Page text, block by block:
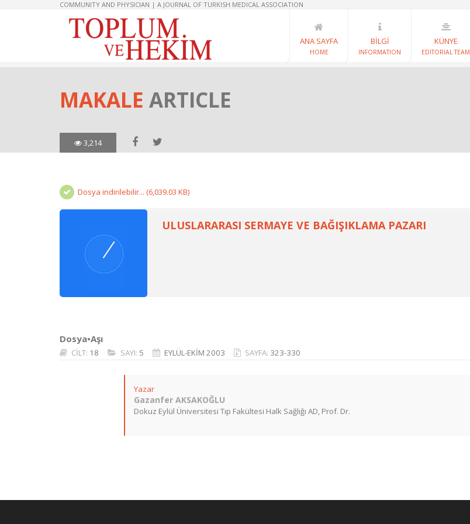
COMMUNITY AND PHYSICIAN | A JOURNAL OF TURKISH MEDICAL ASSOCIATION
ANA SAYFA
HOME
BİLGİ
INFORMATION
KÜNYE
EDITORIAL TEAM
MAKALE ARTICLE
3,214
Dosya indirilebilir... (6,039.03 KB)
ULUSLARARASI SERMAYE VE BAĞIŞIKLAMA PAZARI
Dosya•Aşı
CİLT: 18 SAYI: 5 EYLÜL-EKİM 2003 SAYFA: 323-330
Yazar
Gazanfer AKSAKOĞLU
Dokuz Eylül Üniversitesi Tıp Fakültesi Halk Sağlığı AD, Prof. Dr.